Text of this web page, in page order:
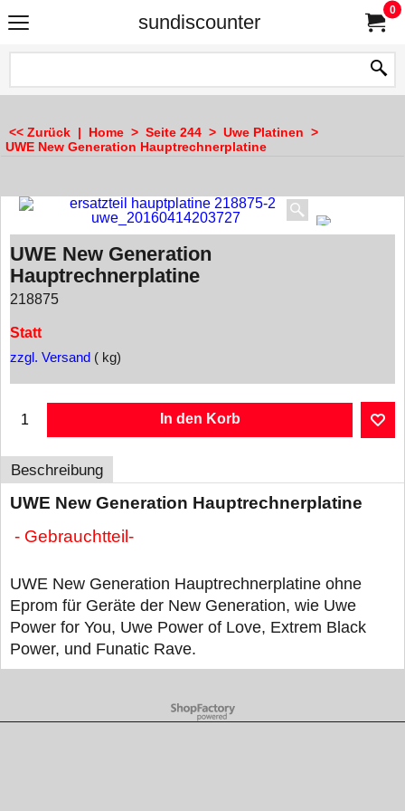
sundiscounter
0
<< Zurück | Home > Seite 244 > Uwe Platinen >
UWE New Generation Hauptrechnerplatine
UWE New Generation
Hauptrechnerplatine
218875
Statt
zzgl. Versand kg
In den Korb
Beschreibung
UWE New Generation Hauptrechnerplatine
- Gebrauchtteil-
UWE New Generation Hauptrechnerplatine ohne
Eprom für Geräte der New Generation, wie Uwe
Power for You, Uwe Power of Love, Extrem Black
Power, und Funatic Rave.
WebShop erstellt mit ShopFactory Shop Software.